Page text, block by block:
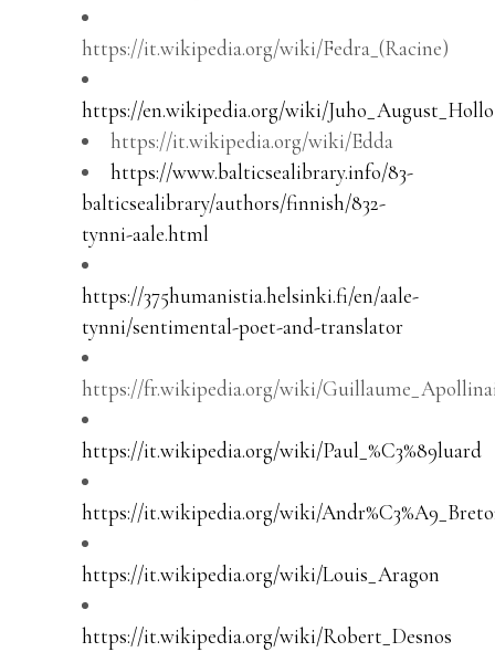
https://it.wikipedia.org/wiki/Fedra_(Racine)
https://en.wikipedia.org/wiki/Juho_August_Hollo
https://it.wikipedia.org/wiki/Edda
https://www.balticsealibrary.info/83-
balticsealibrary/authors/finnish/832-
tynni-aale.html
https://375humanistia.helsinki.fi/en/aale-
tynni/sentimental-poet-and-translator
https://fr.wikipedia.org/wiki/
https://it.wikipedia.org/wiki/Paul_%C3%89luard
https://it.wikipedia.org/wiki/
https://it.wikipedia.org/wiki/Louis_Aragon
https://it.wikipedia.org/wiki/Robert_Desnos